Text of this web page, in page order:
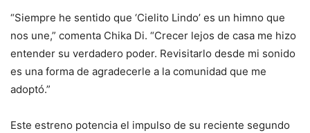
“Siempre he sentido que ‘Cielito Lindo’ es un himno que
nos une,” comenta Chika Di. “Crecer lejos de casa me hizo
entender su verdadero poder. Revisitarlo desde mi sonido
es una forma de agradecerle a la comunidad que me
adoptó.”
Este estreno potencia el impulso de su reciente segundo